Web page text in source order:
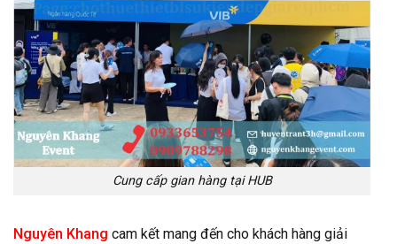
Cung cấp gian hàng tại HUB
Nguyên Khang cam kết mang đến cho khách hàng giải